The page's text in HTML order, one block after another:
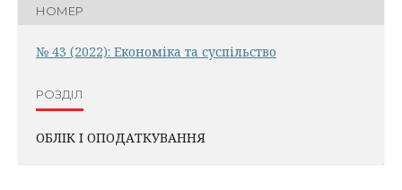
НОМЕР
№ 43 (2022): Економіка та суспільство
РОЗДІЛ
ОБЛІК І ОПОДАТКУВАННЯ